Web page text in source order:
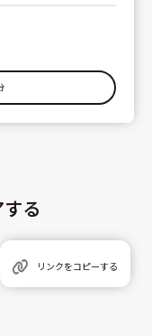
る
リンクをコピーする